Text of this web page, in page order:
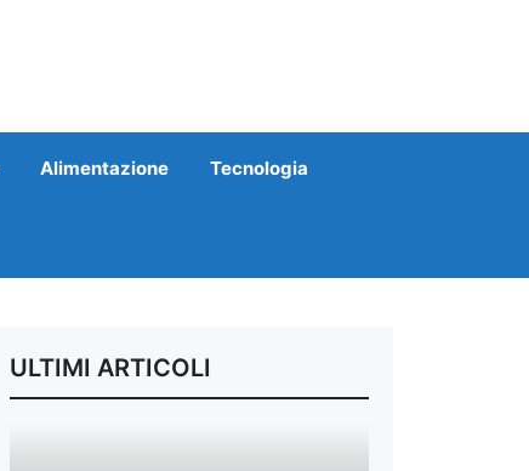
Alimentazione Tecnologia
ULTIMI ARTICOLI